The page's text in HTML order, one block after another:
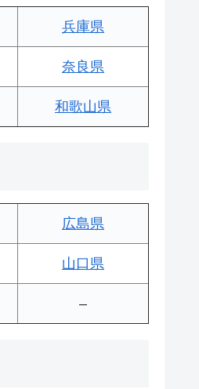
兵庫県
奈良県
和歌山県
広島県
山口県
–